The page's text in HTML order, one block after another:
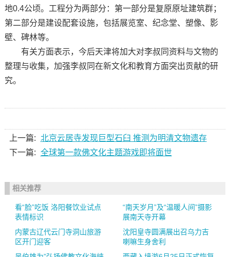
地0.4公顷。工程分为两部分：第一部分是复原原址建筑群；
第二部分是建设配套设施，包括展览室、纪念堂、塑像、影
壁、碑林等。
有关方面表示，今后天津将加大对李叔同资料与文物的
整理与收集，加强李叔同在新文化和教育方面突出贡献的研
究。
上一篇: 北京云居寺发现巨型石臼 推测为明清文物遗存
下一篇: 全球第一款佛文化主题游戏即将面世
相关推荐
看“脸”吃饭 洛阳餐饮业试点
表情标识
“南天岁月”及“温暖人间”摄影
展南天寺开幕
内蒙古辽代云门寺洞山旅游
区开门迎客
沈阳皇寺圆满展出召乌力吉
喇嘛生身舍利